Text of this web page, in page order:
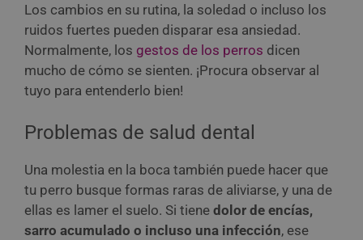
Los cambios en su rutina, la soledad o incluso los
ruidos fuertes pueden disparar esa ansiedad.
Normalmente, los gestos de los perros dicen
mucho de cómo se sienten. ¡Procura observar al
tuyo para entenderlo bien!
Problemas de salud dental
Una molestia en la boca también puede hacer que
tu perro busque formas raras de aliviarse, y una de
ellas es lamer el suelo. Si tiene dolor de encías,
sarro acumulado o incluso una infección, ese